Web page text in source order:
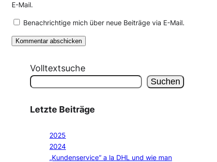
E-Mail.
Benachrichtige mich über neue Beiträge via E-Mail.
Volltextsuche
Suchen
Letzte Beiträge
2025
2024
„Kundenservice“ a la DHL und wie man